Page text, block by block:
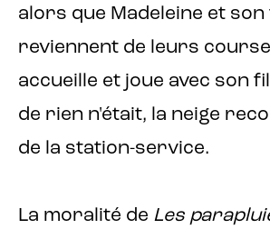
alors que Madeleine et son
reviennent de leurs
accueille et joue avec son
de rien n'était, la neige
de la station-service.
La moralité de Les